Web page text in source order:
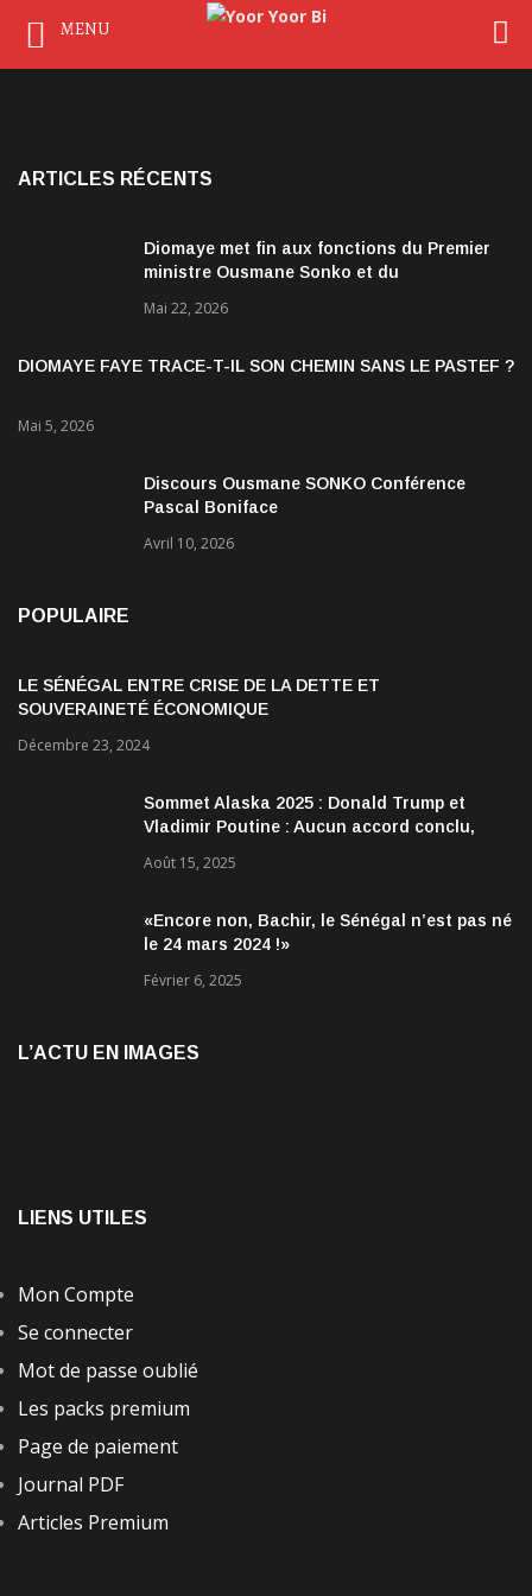
ARTICLES RÉCENTS
Diomaye met fin aux fonctions du Premier
ministre Ousmane Sonko et du
Mai 22, 2026
DIOMAYE FAYE TRACE-T-IL SON CHEMIN SANS LE PASTEF ?
Mai 5, 2026
Discours Ousmane SONKO Conférence
Pascal Boniface
Avril 10, 2026
POPULAIRE
LE SÉNÉGAL ENTRE CRISE DE LA DETTE ET
SOUVERAINETÉ ÉCONOMIQUE
Décembre 23, 2024
Sommet Alaska 2025 : Donald Trump et
Vladimir Poutine : Aucun accord conclu,
encourageantes
Août 15, 2025
«Encore non, Bachir, le Sénégal n’est pas né
le 24 mars 2024 !»
Février 6, 2025
L’ACTU EN IMAGES
LIENS UTILES
Mon Compte
Se connecter
Mot de passe oublié
Les packs premium
Page de paiement
Journal PDF
Articles Premium
MENU